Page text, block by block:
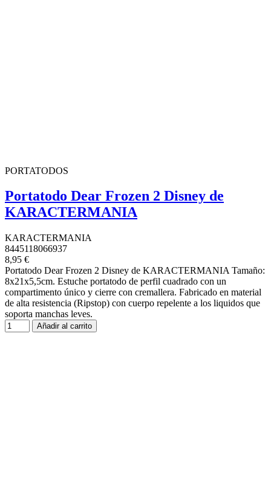
PORTATODOS
Portatodo Dear Frozen 2 Disney de
KARACTERMANIA
KARACTERMANIA
8445118066937
8,95 €
Portatodo Dear Frozen 2 Disney de KARACTERMANIA Tamaño:
8x21x5,5cm. Estuche portatodo de perfil cuadrado con un
compartimento único y cierre con cremallera. Fabricado en material
de alta resistencia (Ripstop) con cuerpo repelente a los liquidos que
soporta manchas leves.
Añadir al carrito